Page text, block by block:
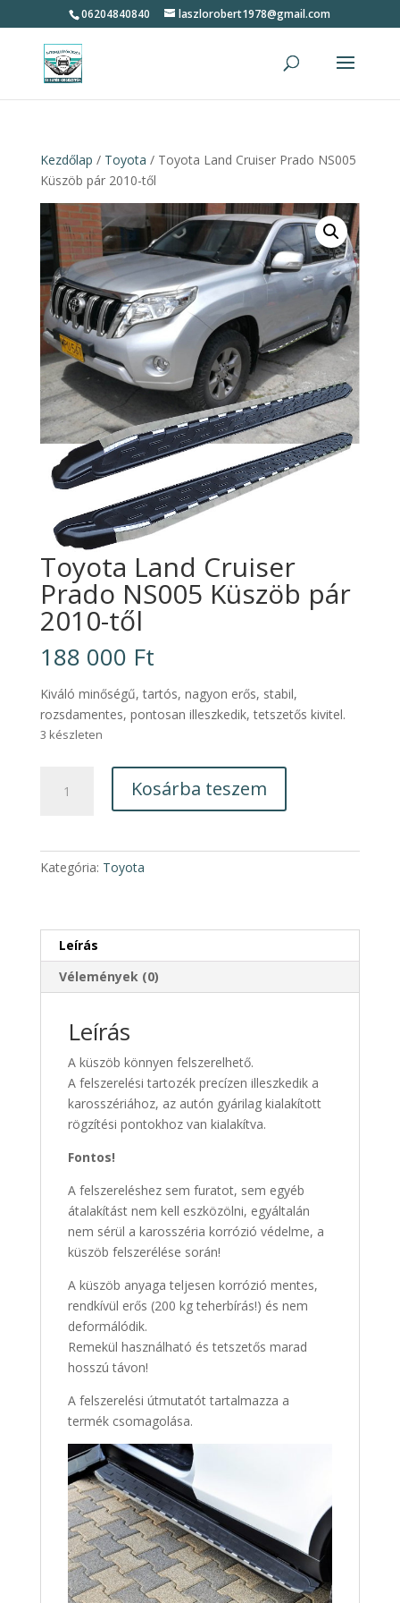
06204840840 laszlorobert1978@gmail.com
Kezdőlap / Toyota / Toyota Land Cruiser Prado NS005
Küszöb pár 2010-től
Toyota Land Cruiser
Prado NS005 Küszöb pár
2010-től
188 000 Ft
Kiváló minőségű, tartós, nagyon erős, stabil,
rozsdamentes, pontosan illeszkedik, tetszetős kivitel.
3 készleten
Land
Küszöb
mennyiség
Kosárba teszem
Kategória: Toyota
Leírás
Vélemények (0)
Leírás
A küszöb könnyen felszerelhető.
A felszerelési tartozék precízen illeszkedik a
karosszériához, az autón gyárilag kialakított
rögzítési pontokhoz van kialakítva.
Fontos!
A felszereléshez sem furatot, sem egyéb
átalakítást nem kell eszközölni, egyáltalán
nem sérül a karosszéria korrózió védelme, a
küszöb felszerélése során!
A küszöb anyaga teljesen korrózió mentes,
rendkívül erős (200 kg teherbírás!) és nem
deformálódik.
Remekül használható és tetszetős marad
hosszú távon!
A felszerelési útmutatót tartalmazza a
termék csomagolása.